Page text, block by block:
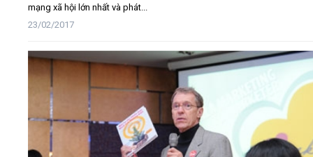
mạng xã hội lớn nhất và phát...
23/02/2017